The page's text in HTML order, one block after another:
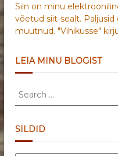
Siin on minu
võetud siit-sealt.
muutnud. "Vihikusse"
LEIA MINU BLOGIST
S
r
c
h
SILDID